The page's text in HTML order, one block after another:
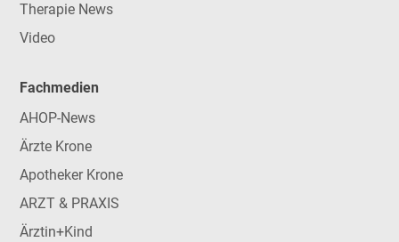
Therapie News
Video
Fachmedien
AHOP-News
Ärzte Krone
Apotheker Krone
ARZT & PRAXIS
Ärztin+Kind